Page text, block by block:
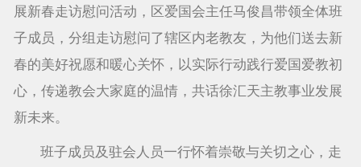
展新春走访慰问活动，区爱国会主任马俊昌带领全体班
子成员，分组走访慰问了辖区内老教友，为他们送去新
春的美好祝愿和暖心关怀，以实际行动践行爱国爱教初
心，传递教会大家庭的温情，共话徐汇天主教事业发展
新未来。
班子成员及驻会人员一行怀着崇敬与关切之心，走